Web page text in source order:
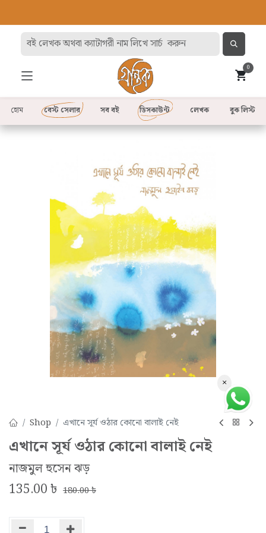
0
হোম বেস্ট সেলার সব বই লেখক
ডিসকাউন্ট বুক লিস্ট
Shop এখানে সূর্য ওঠার কোনো বালাই নেই
এখানে সূর্য ওঠার কোনো বালাই নেই
নাজমুল হুসেন ঝড়
135.00৳ 180.00৳
×